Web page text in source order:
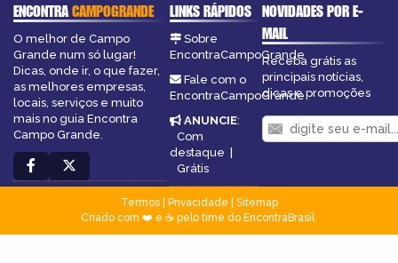
ENCONTRACAMPOGRANDE
O melhor de Campo
Grande num só lugar!
Dicas, onde ir, o que fazer,
as melhores empresas,
locais, serviços e muito
mais no guia Encontra
Campo Grande.
LINKS RÁPIDOS
Sobre
EncontraCampoGrande
Fale com o
EncontraCampoGrande
ANUNCIE:
Com
destaque |
Grátis
NOVIDADES POR E-
MAIL
Receba grátis as
principais notícias,
dicas e promoções
Termos| Privacidade
Sitemap
Criado com ❤️ e ☕ pelo time do EncontraBrasil